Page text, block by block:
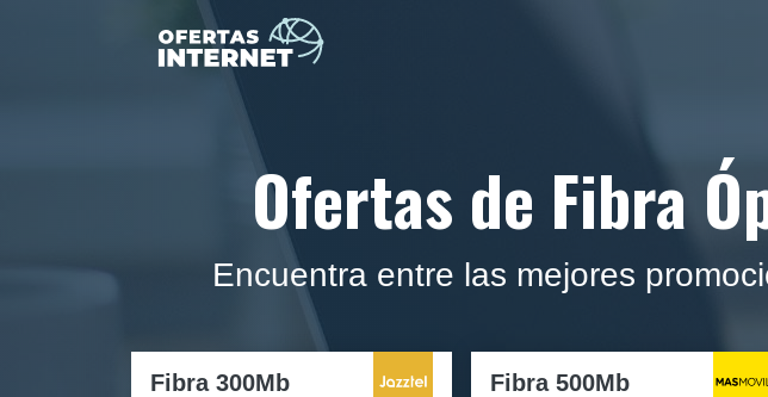
Ofertas de Fibra
Encuentra entre las mejores
Fibra 300Mb Fibra 500Mb